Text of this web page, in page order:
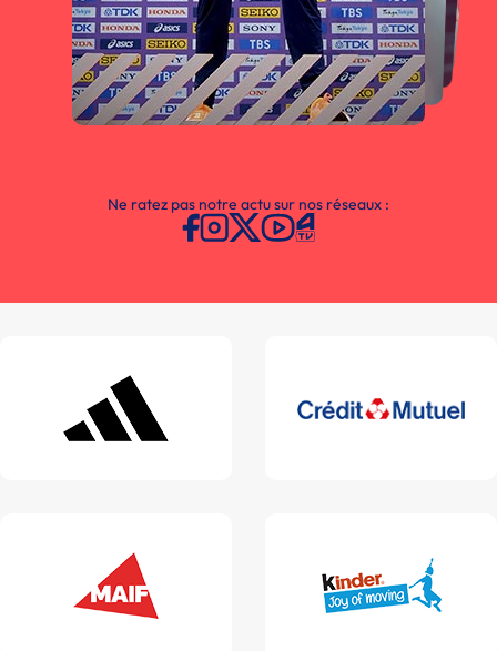
Ne ratez pas notre actu sur nos réseaux :